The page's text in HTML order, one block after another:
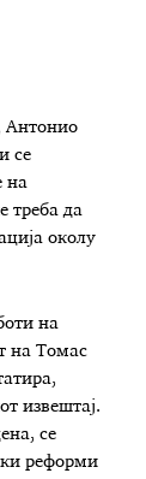
Антонио
се
на
треба да
околу
на
на Томас
извештај.
се
реформи